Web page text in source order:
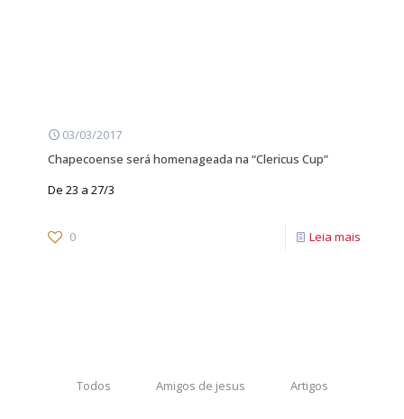
03/03/2017
Chapecoense será homenageada na “Clericus Cup”
De 23 a 27/3
0 Leia mais
Todos Amigos de jesus Artigos